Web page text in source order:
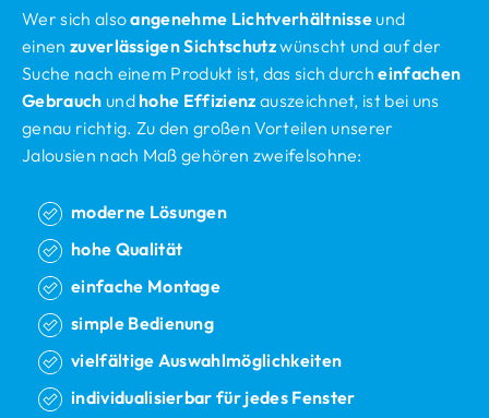
Wer sich alsoangenehme Lichtverhältnisse und
einen zuverlässigen Sichtschutzwünscht und auf der
Suche nach einem Produkt ist, das sich durcheinfachen
Gebrauch und hohe Effizienz auszeichnet, ist bei uns
genau richtig. Zu den großen Vorteilen unserer
Jalousien nach Maß gehören zweifelsohne:
moderne Lösungen
hohe Qualität
einfache Montage
simple Bedienung
vielfältige Auswahlmöglichkeiten
individualisierbar für jedes Fenster